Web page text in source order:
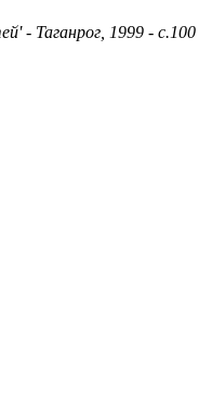
- Таганрог, 1999 - с.100